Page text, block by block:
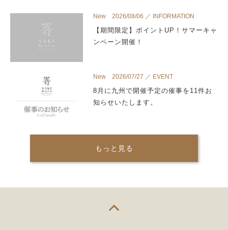
New 2026/08/06 ／ INFORMATION
【期間限定】ポイントUP！サマーキャ
ンペーン開催！
New 2026/07/27 ／ EVENT
8月に九州で開催予定の催事を11件お
知らせいたします。
もっと見る